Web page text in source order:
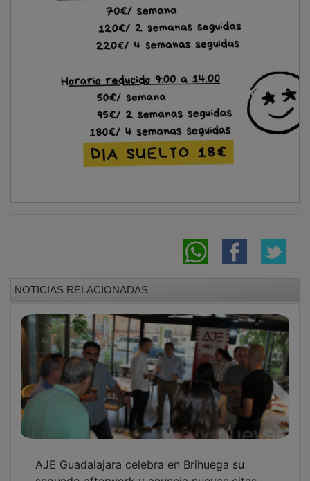
AJE Guadalajara celebra en Brihuega su
tras el verano
Sigüenza y el Barranco del Río Dulce centran
la tercera salida del programa “Conoce tu